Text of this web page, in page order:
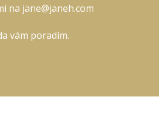
na jane@janeh.com
vám poradím.